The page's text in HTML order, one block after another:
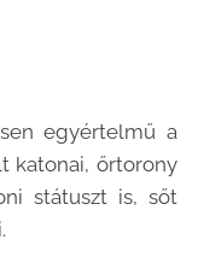
egyértelmű a
katonai, őrtorony
státuszt is, sőt